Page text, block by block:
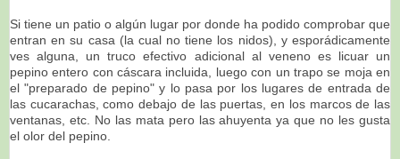
Si tiene un patio o algún lugar por donde ha podido comprobar que
entran en su casa (la cual no tiene los nidos), y esporádicamente
ves alguna, un truco efectivo adicional al veneno es licuar un
pepino entero con cáscara incluida, luego con un trapo se moja en
el "preparado de pepino" y lo pasa por los lugares de entrada de
las cucarachas, como debajo de las puertas, en los marcos de las
ventanas, etc. No las mata pero las ahuyenta ya que no les gusta
el olor del pepino.